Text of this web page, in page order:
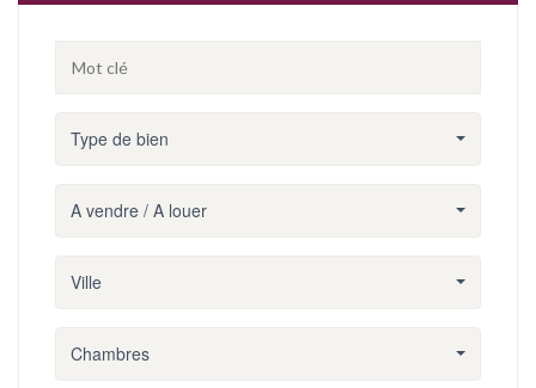
Type de bien
A vendre / A louer
Ville
Chambres